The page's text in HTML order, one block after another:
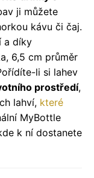
ji můžete
kávu či čaj.
a díky
6,5 cm průměr
li si lahev
prostředí,
lahví, které
MyBottle
k ní dostanete